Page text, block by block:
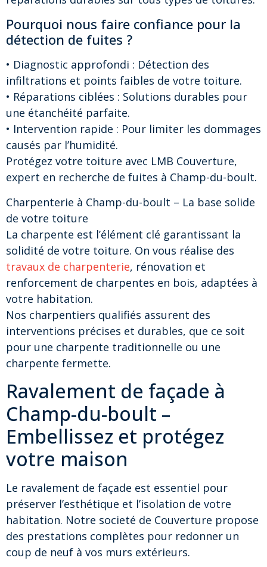
Pourquoi nous faire confiance pour la
détection de fuites ?
• Diagnostic approfondi : Détection des
infiltrations et points faibles de votre toiture.
• Réparations ciblées : Solutions durables pour
une étanchéité parfaite.
• Intervention rapide : Pour limiter les dommages
causés par l’humidité.
Protégez votre toiture avec LMB Couverture,
expert en recherche de fuites à Champ-du-boult.
Charpenterie à Champ-du-boult – La base solide
de votre toiture
La charpente est l’élément clé garantissant la
solidité de votre toiture. On vous réalise des
travaux de charpenterie, rénovation et
renforcement de charpentes en bois, adaptées à
votre habitation.
Nos charpentiers qualifiés assurent des
interventions précises et durables, que ce soit
pour une charpente traditionnelle ou une
charpente fermette.
Ravalement de façade à
Champ-du-boult –
Embellissez et protégez
votre maison
Le ravalement de façade est essentiel pour
préserver l’esthétique et l’isolation de votre
habitation. Notre societé de Couverture propose
des prestations complètes pour redonner un
coup de neuf à vos murs extérieurs.